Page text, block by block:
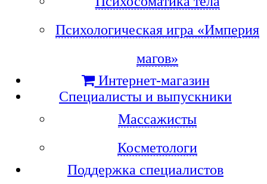
Психологическая игра «Империя
магов»
Интернет-магазин
Специалисты и выпускники
Массажисты
Косметологи
Поддержка специалистов